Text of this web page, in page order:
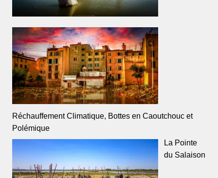
Réchauffement Climatique, Bottes en Caoutchouc et
Polémique
La Pointe
du Salaison